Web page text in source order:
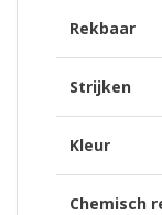
Rekbaar
Strijken
Kleur
Chemisch